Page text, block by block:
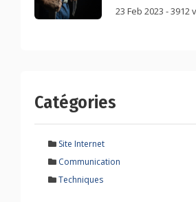
23 Feb 2023 - 3912
Catégories
Site Internet
Communication
Techniques